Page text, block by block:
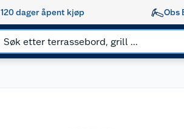
120 dager åpent kjøp Obs